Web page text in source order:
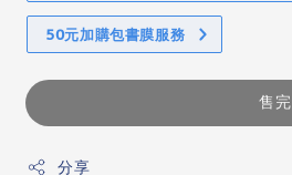
50元加購包書膜服務
售完
分享